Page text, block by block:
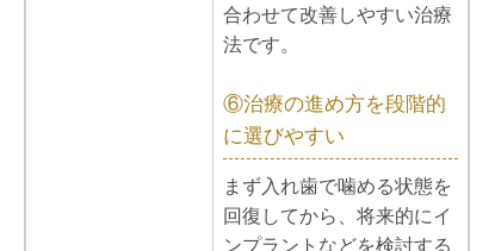
合わせて改善しやすい治療
法です。
⑥治療の進め方を段階的
に選びやすい
まず入れ歯で噛める状態を
回復してから、将来的にイ
ンプラントなどを検討する